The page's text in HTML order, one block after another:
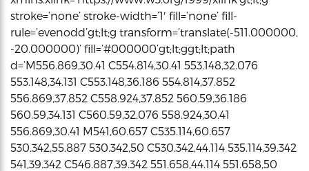
stroke=’none’ stroke-width=’1′ fill=’none’ fill-
rule=’evenodd’gt;lt;g transform=’translate(-511.000000,
-20.000000)’ fill=’#000000’gt;lt;ggt;lt;path
d=’M556.869,30.41 C554.814,30.41 553.148,32.076
553.148,34.131 C553.148,36.186 554.814,37.852
556.869,37.852 C558.924,37.852 560.59,36.186
560.59,34.131 C560.59,32.076 558.924,30.41
556.869,30.41 M541,60.657 C535.114,60.657
530.342,55.887 530.342,50 C530.342,44.114 535.114,39.342
541,39.342 C546.887,39.342 551.658,44.114 551.658,50